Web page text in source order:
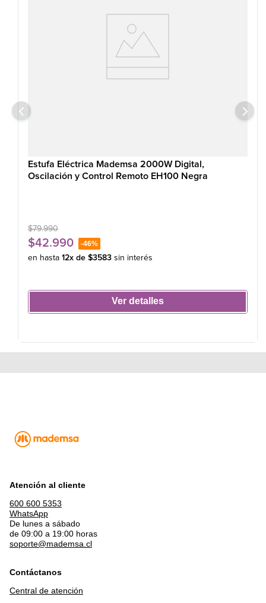
Estufa Eléctrica Mademsa 2000W Digital,
Oscilación y Control Remoto EH100 Negra
$79.990
$42.990 -46%
en hasta 12x de $3583 sin interés
Ver detalles
Atención al cliente
600 600 5353
WhatsApp
De lunes a sábado
de 09:00 a 19:00 horas
soporte@mademsa.cl
Contáctanos
Central de atención